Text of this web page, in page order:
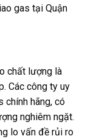
gas tại Quận
chất lượng là
Các công ty uy
chính hãng, có
nghiêm ngặt.
lo vấn đề rủi ro